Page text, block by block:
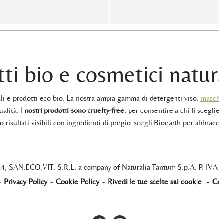
bio e cosmetici
e prodotti eco bio. La nostra ampia gamma di detergenti viso,
I nostri prodotti sono cruelty-free, per consentire a chi li
risultati visibili con ingredienti di pregio: scegli Bioearth per
SAN.ECO.VIT. S.R.L. a company of Naturalia Tantum S.p.A. P.
Privacy Policy - Cookie Policy - Rivedi le tue scelte sui cookie -